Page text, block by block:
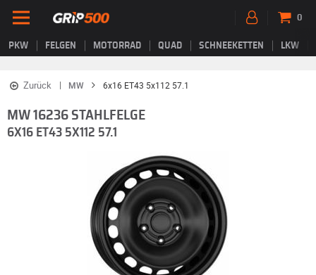
PKW FELGEN MOTORRAD QUAD SCHNEEKETTEN LKW
0
Zurück MW 6x16 ET43 5x112 57.1
MW 16236 STAHLFELGE
6X16 ET43 5X112 57.1